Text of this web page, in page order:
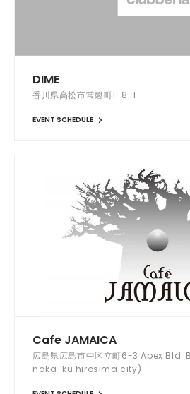
DIME
香川県高松市常磐町1-8-1
EVENT SCHEDULE
Cafe JAMAICA
広島県広島市中区立町6-3 Apex
naka-ku hirosima city)